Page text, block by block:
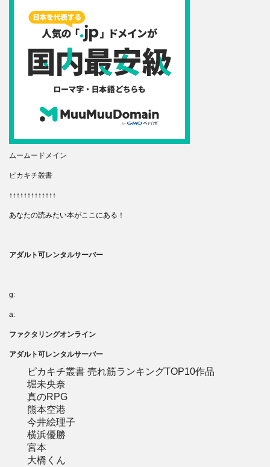
ムームードメイン
ピカキチ叢書
↑↑↑↑↑↑↑↑↑↑↑↑↑
あなたの読みたい本がここにある！
アダルト可レンタルサーバー
g:
a:
ファクタリングオンライン
アダルト可レンタルサーバー
ピカキチ叢書 売れ筋ランキングTOP10作品
堀未央奈
真のRPG
熊本空港
今井絵理子
横浜優勝
宮本
大橋くん